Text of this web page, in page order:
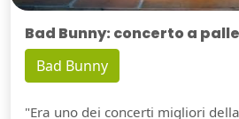
Bad Bunny: concerto a
Bad Bunny
"Era uno dei concerti migliori